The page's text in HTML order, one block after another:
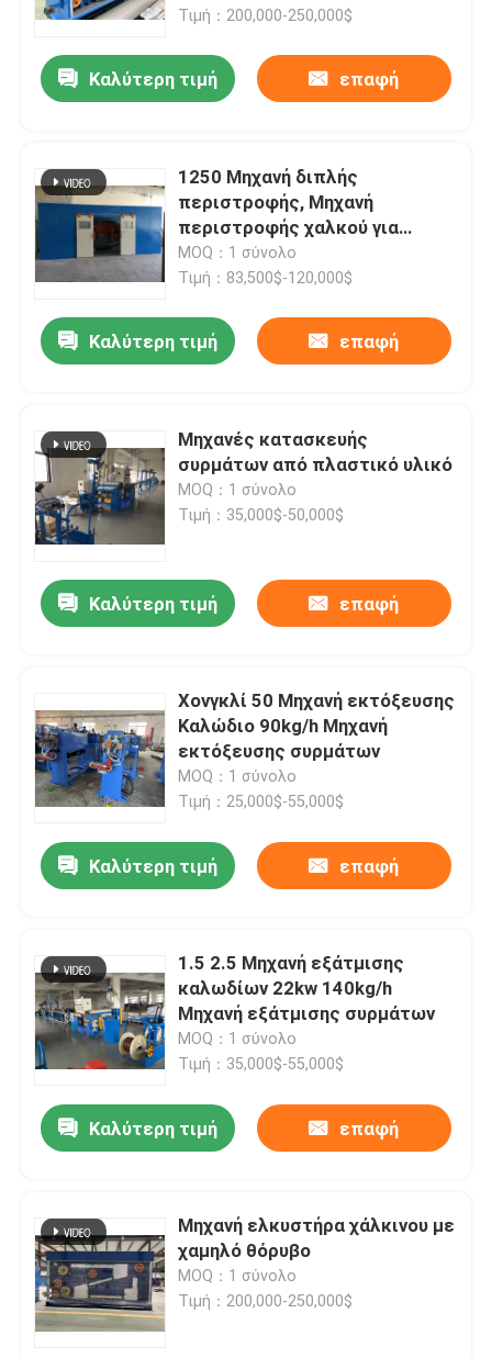
Τιμή：200,000-250,000$
Καλύτερη τιμή επαφή
1250 Μηχανή διπλής
περιστροφής, Μηχανή
περιστροφής χαλκού για
καλώδια επικοινωνίας
MOQ：1 σύνολο
Τιμή：83,500$-120,000$
Καλύτερη τιμή επαφή
Μηχανές κατασκευής
συρμάτων από πλαστικό υλικό
MOQ：1 σύνολο
Τιμή：35,000$-50,000$
Καλύτερη τιμή επαφή
Χονγκλί 50 Μηχανή εκτόξευσης
Καλώδιο 90kg/h Μηχανή
εκτόξευσης συρμάτων
MOQ：1 σύνολο
Τιμή：25,000$-55,000$
Καλύτερη τιμή επαφή
1.5 2.5 Μηχανή εξάτμισης
καλωδίων 22kw 140kg/h
Μηχανή εξάτμισης συρμάτων
MOQ：1 σύνολο
Τιμή：35,000$-55,000$
Καλύτερη τιμή επαφή
Μηχανή ελκυστήρα χάλκινου με
χαμηλό θόρυβο
MOQ：1 σύνολο
Τιμή：200,000-250,000$